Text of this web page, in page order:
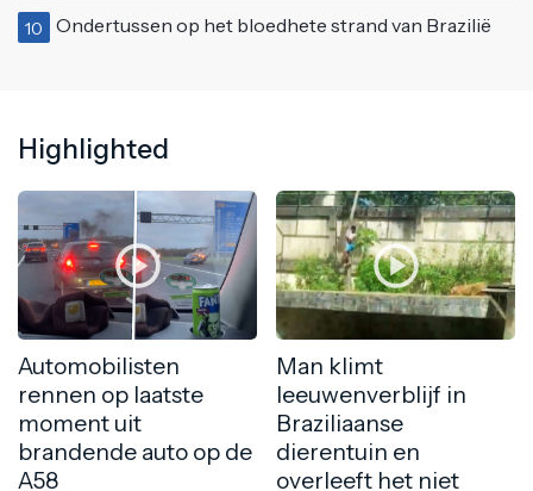
10 Ondertussen op het bloedhete strand van Brazilië
Highlighted
Automobilisten
rennen op laatste
moment uit
brandende auto op de
A58
Man klimt
leeuwenverblijf in
Braziliaanse
dierentuin en
overleeft het niet